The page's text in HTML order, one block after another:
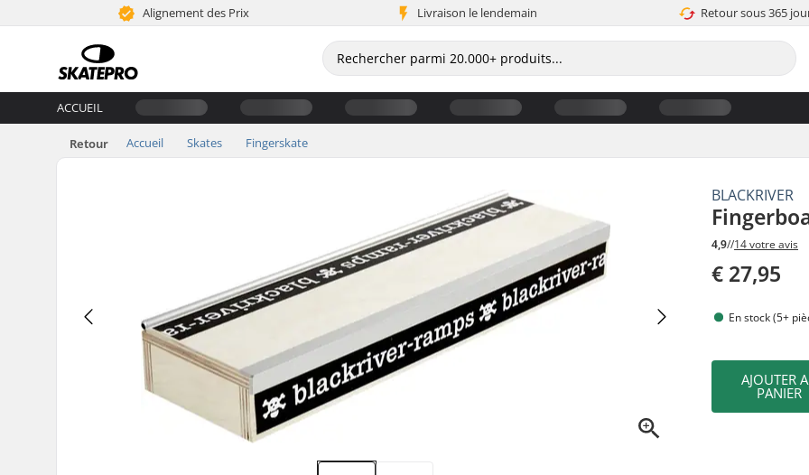
Alignement des Prix Livraison le lendemain Retour sous 365
ACCUEIL
Retour Accueil Skates Fingerskate
BLACKRIVER
4,9//14 votre avis
€ 27,95
En stock (5+
AJOUTER
PANIER